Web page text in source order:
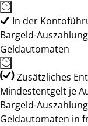
In der
Bargeld-
Geldautomaten
Zusätzliches
Mindestentgelt je
Bargeld-
Geldautomaten in